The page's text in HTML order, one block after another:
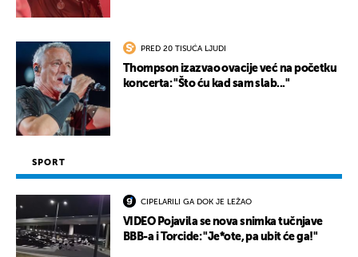
PRED 20 TISUĆA LJUDI
Thompson izazvao ovacije već na početku
koncerta: "Što ću kad sam slab..."
SPORT
CIPELARILI GA DOK JE LEŽAO
VIDEO Pojavila se nova snimka tučnjave
BBB-a i Torcide: "Je*ote, pa ubit će ga!"